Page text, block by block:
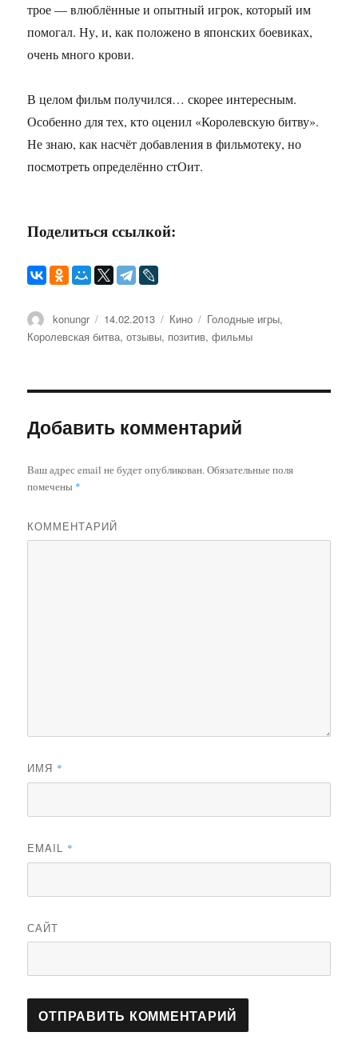
трое — влюблённые и опытный игрок, который им
помогал. Ну, и, как положено в японских боевиках,
очень много крови.
В целом фильм получился… скорее интересным.
Особенно для тех, кто оценил «Королевскую битву».
Не знаю, как насчёт добавления в фильмотеку, но
посмотреть определённо стОит.
Поделиться ссылкой:
Автор
konungr Опубликовано
14.02.2013 Рубрики
Кино Метки
Голодные игры,
Королевская битва,отзывы, позитив,фильмы
Добавить комментарий
Ваш адрес email не будет опубликован.Обязательные поля
помечены *
КОММЕНТАРИЙ
ИМЯ *
EMAIL *
САЙТ